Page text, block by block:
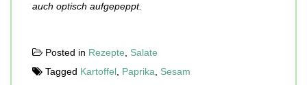
auch optisch aufgepeppt.
Posted in Rezepte
Salate
Tagged Kartoffel Paprika Sesam